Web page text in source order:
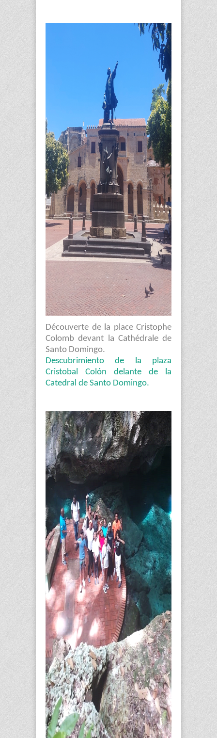
Découverte de la place Cristophe
Colomb devant la Cathédrale de
Santo Domingo.
Descubrimiento de la plaza
Cristobal Colón delante de la
Catedral de Santo Domingo.